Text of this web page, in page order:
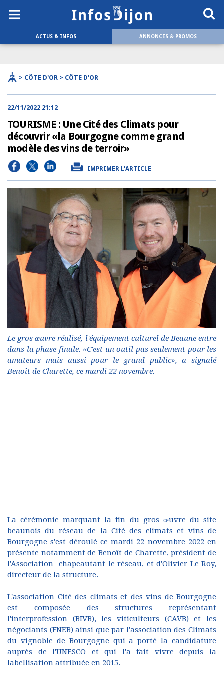
ACTUS & INFOS ANNONCES & PROMOS
> CÔTE D'OR > CÔTE D'OR
22/11/2022 21:12
TOURISME : Une Cité des Climats pour
découvrir «la Bourgogne comme grand
modèle des vins de terroir»
IMPRIMER L'ARTICLE
Le gros œuvre réalisé, l'équipement culturel de Beaune entre
dans la phase finale. «C'est un outil pas seulement pour les
amateurs mais aussi pour le grand public», a signalé
Benoît de Charette, ce mardi 22 novembre.
La cérémonie marquant la fin du gros œuvre du site
beaunois du réseau de la Cité des climats et vins de
Bourgogne s'est déroulé ce mardi 22 novembre 2022 en
présente notamment de Benoît de Charette, président de
l'Association chapeautant le réseau, et d'Olivier Le Roy,
directeur de la structure.
L'association Cité des climats et des vins de Bourgogne
est composée des structures représentant
l'interprofession (BIVB), les viticulteurs (CAVB) et les
négociants (FNEB) ainsi que par l'association des Climats
du vignoble de Bourgogne qui a porté la candidature
auprès de l'UNESCO et qui l'a fait vivre depuis la
labellisation attribuée en 2015.